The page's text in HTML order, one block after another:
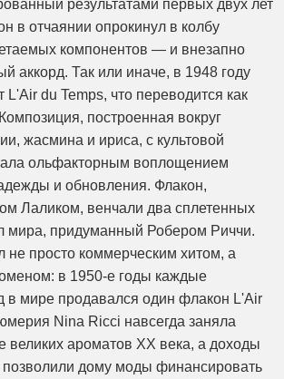
результатами первых двух лет
в отчаянии опрокинул в колбу
компонентов — и внезапно
аккорд. Так или иначе, в 1948 году
L'Air du Temps, что переводится как
построенная вокруг
жасмина и ириса, с культовой
ольфакторным воплощением
и обновления. Флакон,
Лаликом, венчали два сплетенных
мира, придуманный Робером Риччи.
не просто коммерческим хитом, а
в 1950-е годы каждые
в мире продавался один флакон L'Air
Nina Ricci навсегда заняла
великих ароматов XX века, а доходы
позволили дому моды финансировать